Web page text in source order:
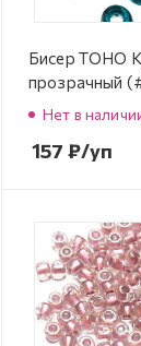
Бисер TOHO
прозрачный
Нет в
157 ₽/уп